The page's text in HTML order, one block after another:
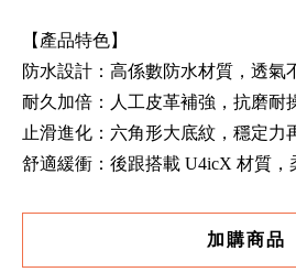
【產品特色】
防水設計：高係數防水材質，透氣
耐久加倍：人工皮革補強，抗磨耐
止滑進化：六角形大底紋，穩定力
舒適緩衝：後跟搭載 U4icX 材質，
加購商品